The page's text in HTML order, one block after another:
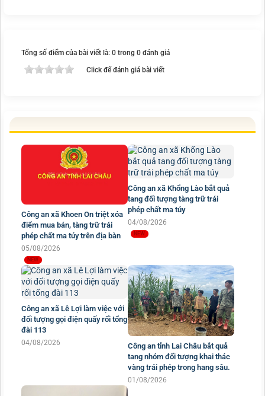
Tổng số điểm của bài viết là: 0 trong 0 đánh giá
Click để đánh giá bài viết
Công an xã Khoen On triệt xóa
điểm mua bán, tàng trữ trái
phép chất ma túy trên địa bàn
05/08/2026
Công an xã Khổng Lào bắt quả
tang đối tượng tàng trữ trái
phép chất ma túy
04/08/2026
Công an xã Lê Lợi làm việc với
đối tượng gọi điện quấy rối tổng
đài 113
04/08/2026
Công an tỉnh Lai Châu bắt quả
tang nhóm đối tượng khai thác
vàng trái phép trong hang sâu.
01/08/2026